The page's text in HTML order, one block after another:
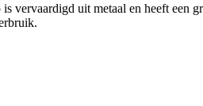
vervaardigd uit metaal en heeft een